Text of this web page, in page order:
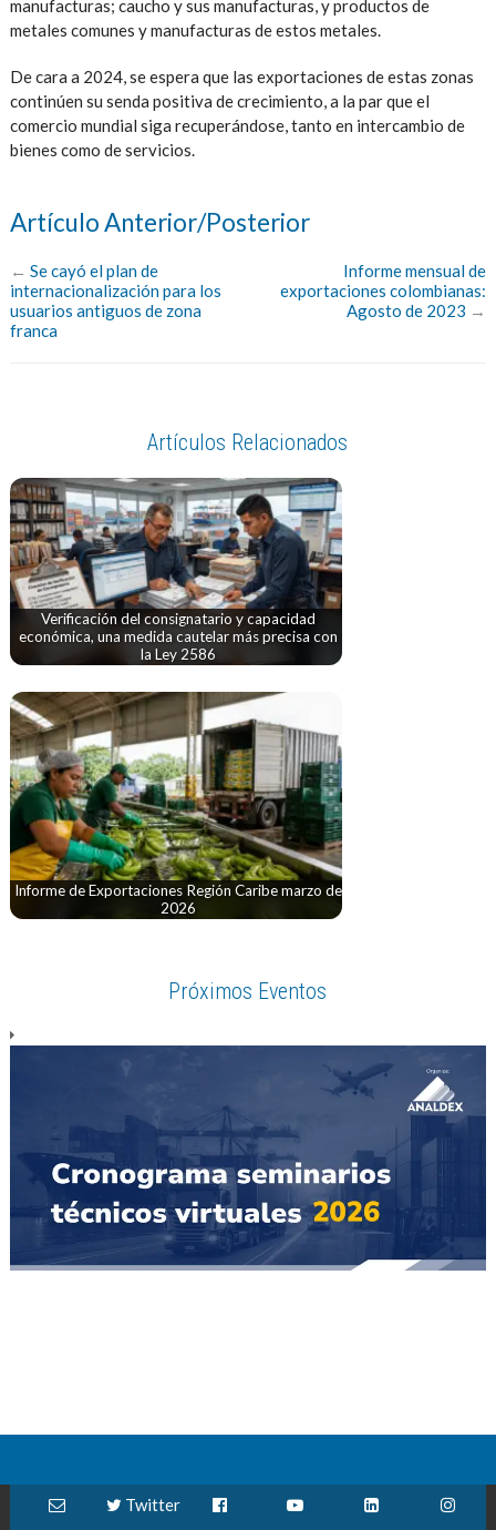
manufacturas; caucho y sus manufacturas, y productos de
metales comunes y manufacturas de estos metales.
De cara a 2024, se espera que las exportaciones de estas zonas
continúen su senda positiva de crecimiento, a la par que el
comercio mundial siga recuperándose, tanto en intercambio de
bienes como de servicios.
Artículo Anterior/Posterior
← Se cayó el plan de
internacionalización para los
usuarios antiguos de zona
franca
Informe mensual de
exportaciones colombianas:
Agosto de 2023 →
Artículos Relacionados
Verificación del consignatario y capacidad
económica, una medida cautelar más precisa con
la Ley 2586
Informe de Exportaciones Región Caribe marzo de
2026
Próximos Eventos
Twitter